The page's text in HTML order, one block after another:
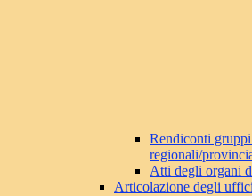
Rendiconti
regionali/
Atti degli organi
Articolazione degli uffici